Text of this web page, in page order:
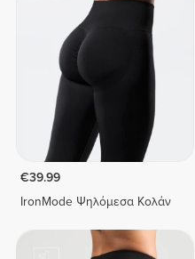
€39.99
IronMode Ψηλόμεσα Κολάν